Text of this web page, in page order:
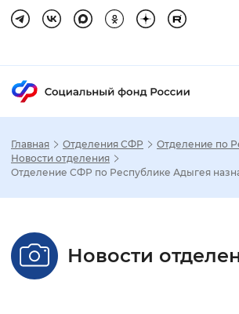
Настройка режима
Стандартный
Главная Отделения СФР
Отделение по
Новости отделения
Отделение СФР по Республике Адыгея
Новости